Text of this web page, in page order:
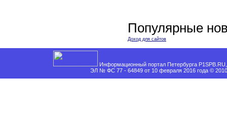
Популярные
Доход для сайтов
Информационный портал Петербурга
ЭЛ № ФС 77 - 64849 от 10 февраля 2016 года ©